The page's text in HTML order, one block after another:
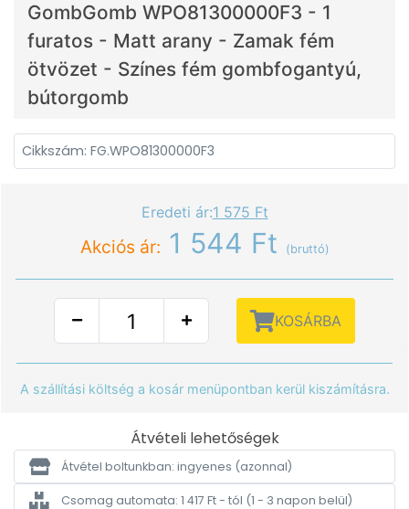
GombGomb WPO81300000F3 - 1
furatos - Matt arany - Zamak fém
ötvözet - Színes fém gombfogantyú,
bútorgomb
Cikkszám: FG.WPO81300000F3
Eredeti ár:1 575 Ft
Akciós ár: 1 544 Ft (bruttó)
KOSÁRBA
A szállítási költség a kosár menüpontban kerül kiszámításra.
Átvételi lehetőségek
Átvétel boltunkban: ingyenes (azonnal)
Csomag automata: 1 417 Ft - tól (1 - 3 napon belül)